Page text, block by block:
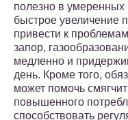
полезно в умеренных
быстрое увеличение
привести к
запор,
медленно и
день. Кроме того,
может помочь
повышенного
способствовать